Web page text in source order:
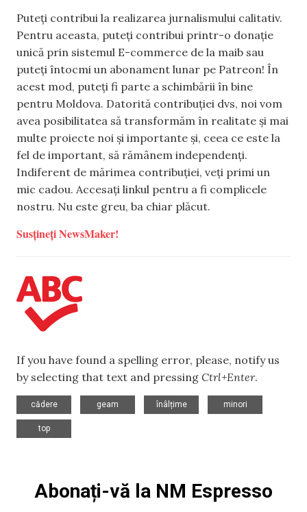
Puteți contribui la realizarea jurnalismului calitativ.
Pentru aceasta, puteți contribui printr-o donație
unică prin sistemul E-commerce de la maib sau
puteți întocmi un abonament lunar pe Patreon! În
acest mod, puteți fi parte a schimbării în bine
pentru Moldova. Datorită contribuției dvs, noi vom
avea posibilitatea să transformăm în realitate și mai
multe proiecte noi și importante și, ceea ce este la
fel de important, să rămânem independenți.
Indiferent de mărimea contribuției, veți primi un
mic cadou. Accesați linkul pentru a fi complicele
nostru. Nu este greu, ba chiar plăcut.
Susțineți NewsMaker!
If you have found a spelling error, please, notify us
by selecting that text and pressing Ctrl+Enter.
cădere
geam
înâlțime
minori
top
Abonați-vă la NM Espresso